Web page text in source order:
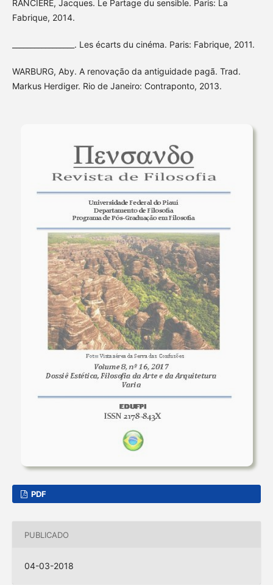
RANCIÈRE, Jacques. Le Partage du sensible. Paris: La
Fabrique, 2014.
_________________. Les écarts du cinéma. Paris: Fabrique, 2011.
WARBURG, Aby. A renovação da antiguidade pagã. Trad.
Markus Herdiger. Rio de Janeiro: Contraponto, 2013.
PDF
PUBLICADO
04-03-2018